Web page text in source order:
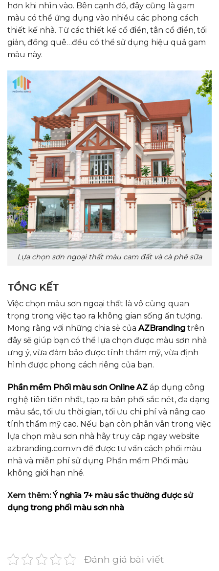
hơn khi nhìn vào. Bên cạnh đó, đây cũng là gam
màu có thể ứng dụng vào nhiều các phong cách
thiết kế nhà. Từ các thiết kế cổ điển, tân cổ điển, tối
giản, đồng quê…đều có thể sử dụng hiệu quả gam
màu này.
Lựa chọn sơn ngoại thất màu cam đất và cà phê sữa
TỔNG KẾT
Việc chọn màu sơn ngoại thất là vô cùng quan
trọng trong việc tạo ra không gian sống ấn tượng.
Mong rằng với những chia sẻ của AZBranding trên
đây sẽ giúp bạn có thể lựa chọn được màu sơn nhà
ưng ý, vừa đảm bảo được tính thẩm mỹ, vừa định
hình được phong cách riêng của bạn.
Phần mềm Phối màu sơn Online AZ áp dụng công
nghệ tiên tiến nhất, tạo ra bản phối sắc nét, đa dạng
màu sắc, tối ưu thời gian, tối ưu chi phí và nâng cao
tính thẩm mỹ cao. Nếu bạn còn phân vân trong việc
lựa chọn màu sơn nhà hãy truy cập ngay website
azbranding.com.vn để được tư vấn cách phối màu
nhà và miễn phí sử dụng Phần mềm Phối màu
không giới hạn nhé.
Xem thêm:Ý nghĩa 7+ màu sắc thường được sử
dụng trong phối màu sơn nhà
Đánh giá bài viết